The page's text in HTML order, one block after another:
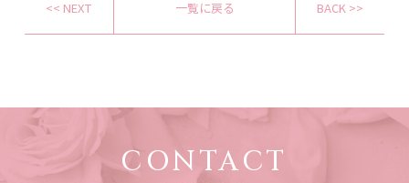
<< NEXT 一覧に戻る BACK >>
CONTACT